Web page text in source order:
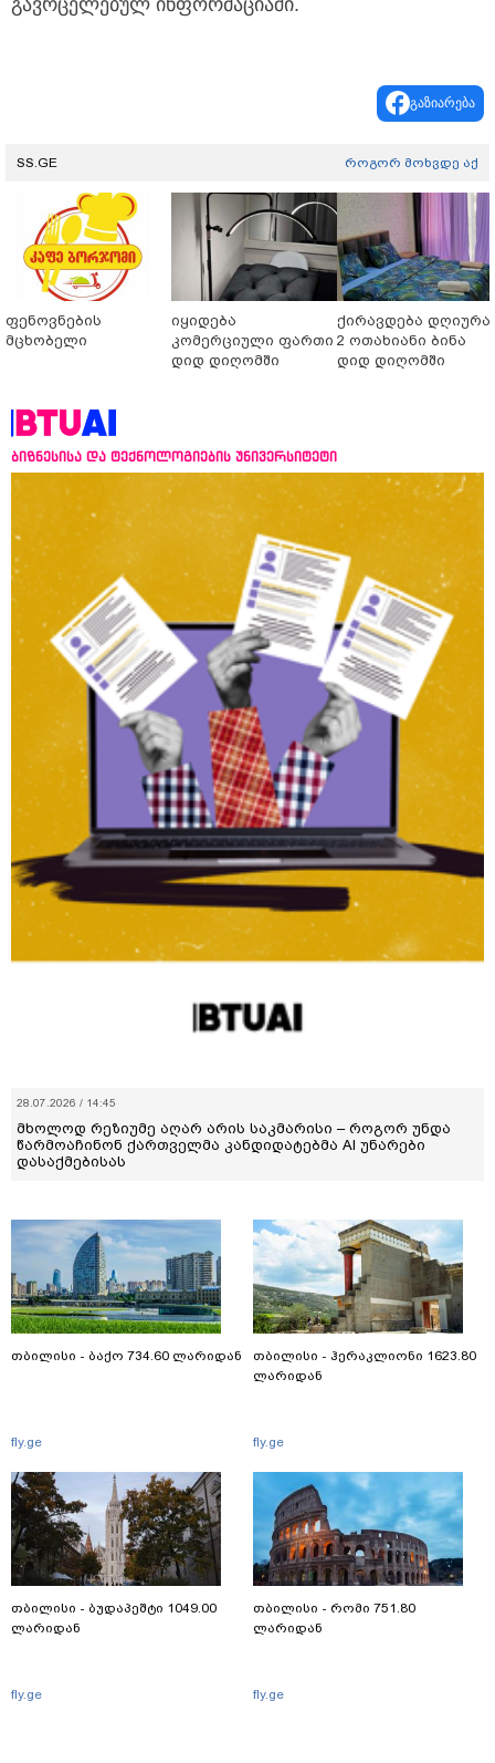
გაზიარება
SS.GE როგორ მოხვდე აქ
ფენოვნების
მცხობელი
იყიდება
კომერციული ფართი
დიდ დიღომში
ქირავდება
2 ოთახიანი ბინა
დიდ დიღომში
ბიზნესისა და ტექნოლოგიების უნივერსიტეტი
28.07.2026 / 14:45
მხოლოდ რეზიუმე აღარ არის საკმარისი – როგორ უნდა
წარმოაჩინონ ქართველმა კანდიდატებმა AI უნარები
დასაქმებისას
თბილისი - ბაქო 734.60 ლარიდან
fly.ge
თბილისი - ბუდაპეშტი 1049.00
ლარიდან
fly.ge
თბილისი - ჰერაკლიონი 1623.80
ლარიდან
fly.ge
თბილისი - რომი 751.80
ლარიდან
fly.ge